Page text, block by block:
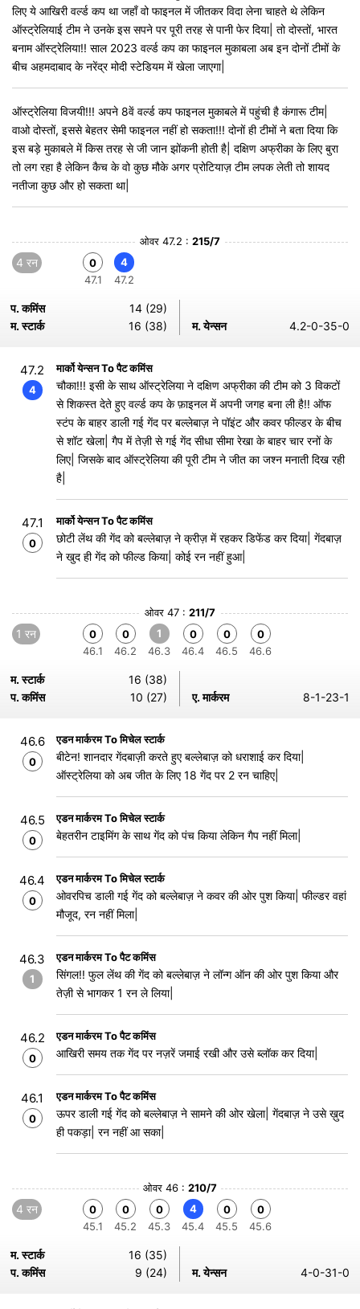
लिए ये आखिरी वर्ल्ड कप था जहाँ वो फाइनल में जीतकर विदा लेना चाहते थे लेकिन
ऑस्ट्रेलियाई टीम ने उनके इस सपने पर पूरी तरह से पानी फेर दिया| तो दोस्तों, भारत
बनाम ऑस्ट्रेलिया!! साल 2023 वर्ल्ड कप का फाइनल मुकाबला अब इन दोनों टीमों के
बीच अहमदाबाद के नरेंद्र मोदी स्टेडियम में खेला जाएगा|
ऑस्ट्रेलिया विजयी!!! अपने 8वें वर्ल्ड कप फाइनल मुकाबले में पहुंची है कंगारू टीम|
वाओ दोस्तों, इससे बेहतर सेमी फाइनल नहीं हो सकता!!! दोनों ही टीमों ने बता दिया कि
इस बड़े मुकाबले में किस तरह से जी जान झोंकनी होती है| दक्षिण अफ्रीका के लिए बुरा
तो लग रहा है लेकिन कैच के वो कुछ मौके अगर प्रोटियाज़ टीम लपक लेती तो शायद
नतीजा कुछ और हो सकता था|
ओवर 47.2 : 215/7
4 रन
0
47.1
4
47.2
प. कमिंस
14 (29)
म. स्टार्क
16 (38) म. येन्सन 4.2-0-35-0
47.2
4
मार्को येन्सन To पैट कमिंस
चौका!!! इसी के साथ ऑस्ट्रेलिया ने दक्षिण अफ्रीका की टीम को 3 विकटों
से शिकस्त देते हुए वर्ल्ड कप के फ़ाइनल में अपनी जगह बना ली है!! ऑफ
स्टंप के बाहर डाली गई गेंद पर बल्लेबाज़ ने पॉइंट और कवर फील्डर के बीच
से शॉट खेला| गैप में तेज़ी से गई गेंद सीधा सीमा रेखा के बाहर चार रनों के
लिए| जिसके बाद ऑस्ट्रेलिया की पूरी टीम ने जीत का जश्न मनाती दिख रही
है|
47.1
0
मार्को येन्सन To पैट कमिंस
छोटी लेंथ की गेंद को बल्लेबाज़ ने क्रीज़ में रहकर डिफेंड कर दिया| गेंदबाज़
ने खुद ही गेंद को फील्ड किया| कोई रन नहीं हुआ|
ओवर 47 : 211/7
1 रन
0
46.1
0
46.2
1
46.3
0
46.4
0
46.5
0
46.6
म. स्टार्क
16 (38)
प. कमिंस
10 (27) ए. मार्करम 8-1-23-1
46.6
0
एडन मार्करम To मिचेल स्टार्क
बीटेन! शानदार गेंदबाज़ी करते हुए बल्लेबाज़ को धराशाई कर दिया|
ऑस्ट्रेलिया को अब जीत के लिए 18 गेंद पर 2 रन चाहिए|
46.5
0
एडन मार्करम To मिचेल स्टार्क
बेहतरीन टाइमिंग के साथ गेंद को पंच किया लेकिन गैप नहीं मिला|
46.4
0
एडन मार्करम To मिचेल स्टार्क
ओवरपिच डाली गई गेंद को बल्लेबाज़ ने कवर की ओर पुश किया| फील्डर वहां
मौजूद, रन नहीं मिला|
46.3
1
एडन मार्करम To पैट कमिंस
सिंगल!! फुल लेंथ की गेंद को बल्लेबाज़ ने लॉन्ग ऑन की ओर पुश किया और
तेज़ी से भागकर 1 रन ले लिया|
46.2
0
एडन मार्करम To पैट कमिंस
आखिरी समय तक गेंद पर नज़रें जमाई रखी और उसे ब्लॉक कर दिया|
46.1
0
एडन मार्करम To पैट कमिंस
ऊपर डाली गई गेंद को बल्लेबाज़ ने सामने की ओर खेला| गेंदबाज़ ने उसे ख़ुद
ही पकड़ा| रन नहीं आ सका|
ओवर 46 : 210/7
4 रन
0
45.1
0
45.2
0
45.3
4
45.4
0
45.5
0
45.6
म. स्टार्क
16 (35)
प. कमिंस
9 (24) म. येन्सन 4-0-31-0